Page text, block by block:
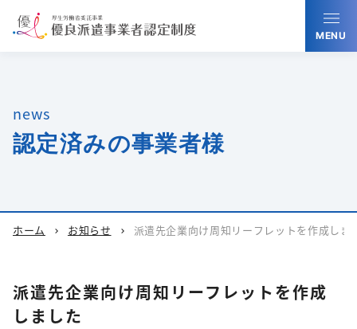
MENU
news
認定済みの事業者様
ホーム chevron_right お知らせ chevron_right 派遣先企業向け周知リーフレットを作成しま
派遣先企業向け周知リーフレットを作成
しました